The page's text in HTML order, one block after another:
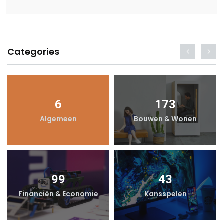
Categories
6
Algemeen
173
Bouwen & Wonen
99
Financiën & Economie
43
Kansspelen